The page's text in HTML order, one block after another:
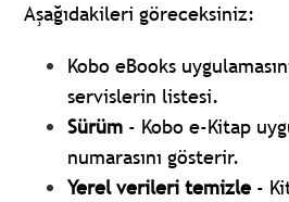
Aşağıdakileri göreceksiniz:
Kobo eBooks
servislerin listesi.
Sürüm - Kobo e-Kitap
numarasını gösterir.
Yerel verileri temizle -